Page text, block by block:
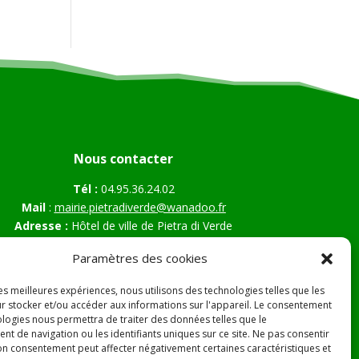
Paramètres des cookies
meilleures expériences, nous utilisons des technologies telles que les
stocker et/ou accéder aux informations sur l'appareil. Le consentement
nous permettra de traiter des données telles que le
de navigation ou les identifiants uniques sur ce site. Ne pas consentir
consentement peut affecter négativement certaines caractéristiques et
Nous contacter
Tél : 04.95.36.24.02
Mail: mairie.pietradiverde@wanadoo.fr
Adresse : Hôtel de ville de Pietra di Verde
20230 Pietra di Verde
Légales